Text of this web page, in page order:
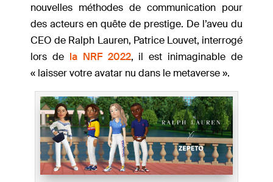
nouvelles méthodes de communication pour
des acteurs en quête de prestige. De l’aveu du
CEO de Ralph Lauren, Patrice Louvet, interrogé
lors de la NRF 2022, il est inimaginable de
« laisser votre avatar nu dans le metaverse ».